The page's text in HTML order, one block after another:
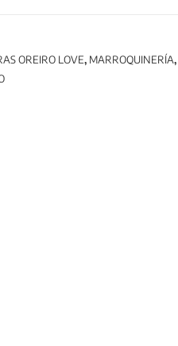
OREIRO LOVE, MARROQUINERÍA,